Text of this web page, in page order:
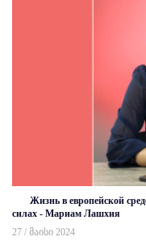
Жизнь в европейской
силах - Мариам Лашхия
27 / მაისი 2024